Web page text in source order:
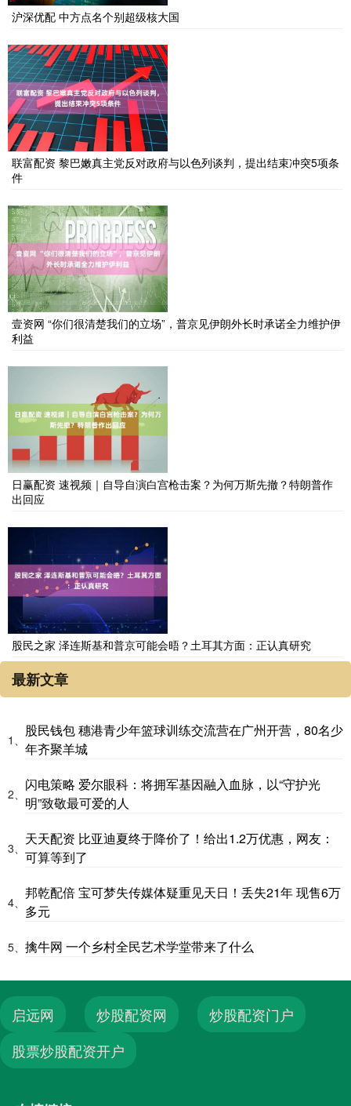
沪深优配 中方点名个别超级核大国
联富配资 黎巴嫩真主党反对政府与以色列谈判，提出结束冲突5项条
件
壹资网 “你们很清楚我们的立场”，普京见伊朗外长时承诺全力维护伊
利益
日赢配资 速视频｜自导自演白宫枪击案？为何万斯先撤？特朗普作
出回应
股民之家 泽连斯基和普京可能会晤？土耳其方面：正认真研究
最新文章
1、
股民钱包 穗港青少年篮球训练交流营在广州开营，80名少
年齐聚羊城
2、
闪电策略 爱尔眼科：将拥军基因融入血脉，以“守护光
明”致敬最可爱的人
3、
天天配资 比亚迪夏终于降价了！给出1.2万优惠，网友：
可算等到了
4、
邦乾配倍 宝可梦失传媒体疑重见天日！丢失21年 现售6万
多元
5、 擒牛网 一个乡村全民艺术学堂带来了什么
启远网 炒股配资网
炒股配资门户
股票炒股配资开户